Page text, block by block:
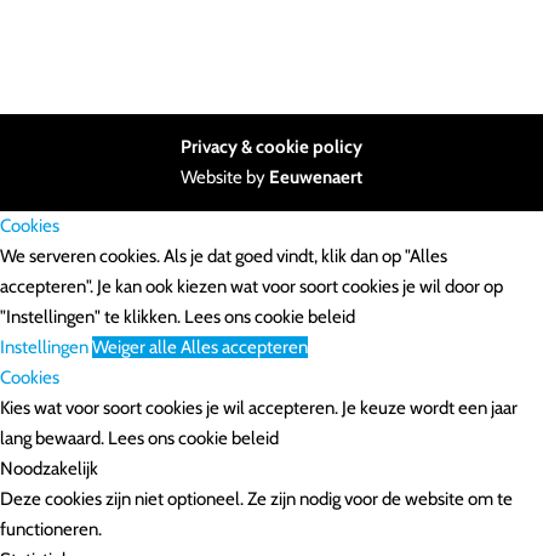
Privacy & cookie policy
Website by Eeuwenaert
Cookies
We serveren cookies. Als je dat goed vindt, klik dan op "Alles
accepteren". Je kan ook kiezen wat voor soort cookies je wil door op
"Instellingen" te klikken. Lees ons cookie beleid
InstellingenWeiger alleAlles accepteren
Cookies
Kies wat voor soort cookies je wil accepteren. Je keuze wordt een jaar
lang bewaard. Lees ons cookie beleid
Noodzakelijk
Deze cookies zijn niet optioneel. Ze zijn nodig voor de website om te
functioneren.